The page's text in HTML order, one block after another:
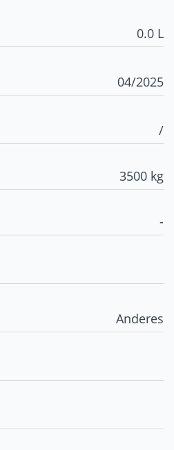
0.0 L
04/2025
/
3500 kg
-
Anderes